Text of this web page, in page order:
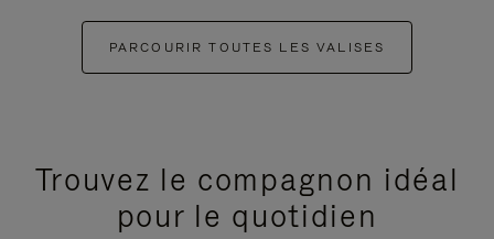
PARCOURIR TOUTES LES VALISES
Trouvez le compagnon idéal
pour le quotidien